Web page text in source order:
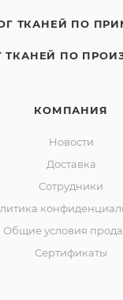
ТКАНЕЙ ПО
ТКАНЕЙ ПО
КОМПАНИЯ
Новости
Доставка
Сотрудники
Общие условия
Сертификаты